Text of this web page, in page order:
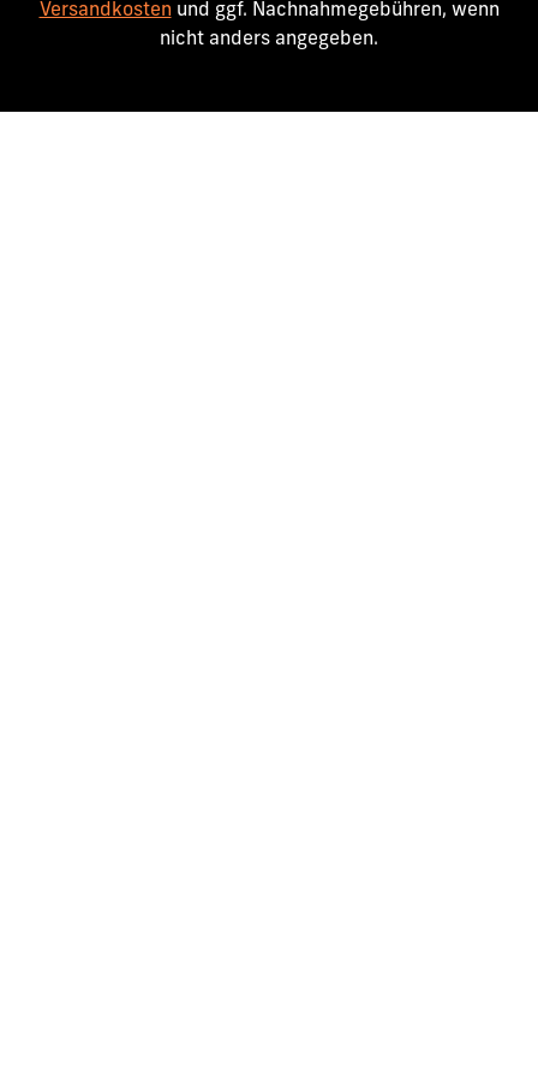
Versandkosten und ggf. Nachnahmegebühren, wenn
nicht anders angegeben.